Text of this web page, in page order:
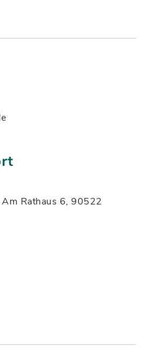
Rathaus 6, 90522